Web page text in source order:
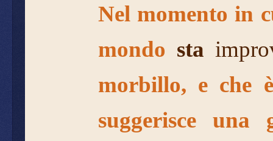
Nel momento in
mondo sta
morbillo, e che
suggerisce